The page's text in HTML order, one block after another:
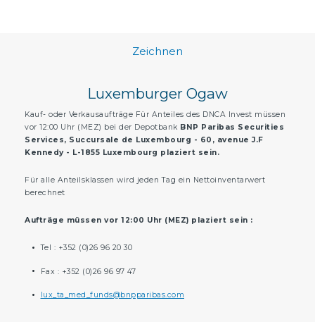
Zeichnen
Luxemburger Ogaw
Kauf- oder Verkausaufträge Für Anteiles des DNCA Invest müssen
vor 12:00 Uhr (MEZ) bei der Depotbank BNP Paribas Securities
Services, Succursale de Luxembourg - 60, avenue J.F
Kennedy - L-1855 Luxembourg plaziert sein.
Für alle Anteilsklassen wird jeden Tag ein Nettoinventarwert
berechnet
Aufträge müssen vor 12:00 Uhr (MEZ) plaziert sein :
Tel : +352 (0)26 96 20 30
Fax : +352 (0)26 96 97 47
lux_ta_med_funds@bnpparibas.com